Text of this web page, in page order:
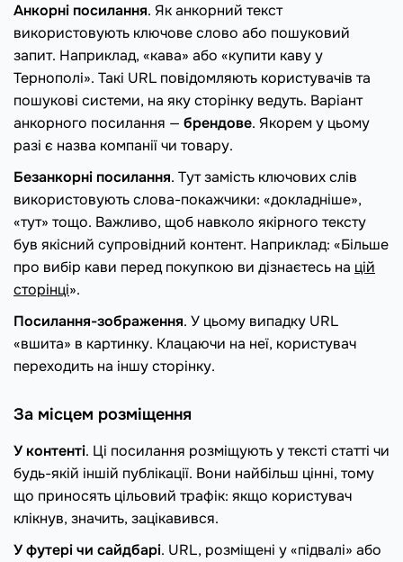
Анкорні посилання. Як анкорний текст
використовують ключове слово або пошуковий
запит. Наприклад, «кава» або «купити каву у
Тернополі». Такі URL повідомляють користувачів та
пошукові системи, на яку сторінку ведуть. Варіант
анкорного посилання — брендове. Якорем у цьому
разі є назва компанії чи товару.
Безанкорні посилання. Тут замість ключових слів
використовують слова-покажчики: «докладніше»,
«тут» тощо. Важливо, щоб навколо якірного тексту
був якісний супровідний контент. Наприклад: «Більше
про вибір кави перед покупкою ви дізнаєтесь на цій
сторінці».
Посилання-зображення. У цьому випадку URL
«вшита» в картинку. Клацаючи на неї, користувач
переходить на іншу сторінку.
За місцем розміщення
У контенті. Ці посилання розміщують у тексті статті чи
будь-якій іншій публікації. Вони найбільш цінні, тому
що приносять цільовий трафік: якщо користувач
клікнув, значить, зацікавився.
У футері чи сайдбарі. URL, розміщені у «підвалі» або